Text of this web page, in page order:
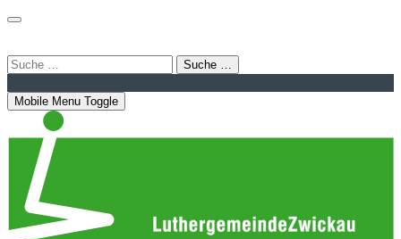
Suche …
Mobile Menu Toggle